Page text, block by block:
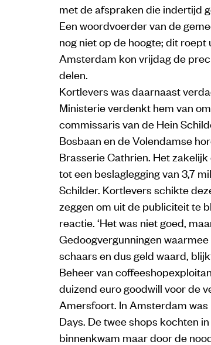
met de afspraken die indertijd
Een woordvoerder van de
nog niet op de hoogte; dit roept
Amsterdam kon vrijdag de
delen.
Kortlevers was daarnaast
Ministerie verdenkt hem van
commissaris van de Hein
Bosbaan en de Volendamse
Brasserie Cathrien. Het
tot een beslaglegging van 3,7
Schilder. Kortlevers schikte
zeggen om uit de publiciteit te
reactie. ‘Het was niet goed,
Gedoogvergunningen
schaars en dus geld waard,
Beheer van
duizend euro goodwill voor de
Amersfoort. In Amsterdam
Days. De twee shops kochten
binnenkwam maar door de